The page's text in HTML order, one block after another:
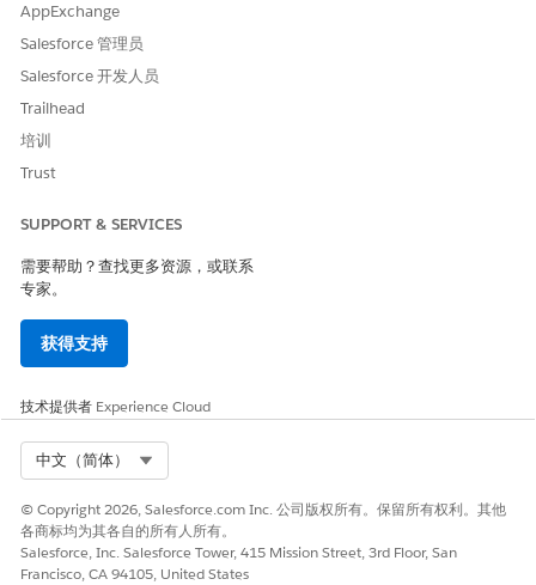
请与我们共享您的想法，以便我们进行改进！
AppExchange
Salesforce 管理员
Salesforce 开发人员
Trailhead
培训
Trust
SUPPORT & SERVICES
需要帮助？查找更多资源，或联系
专家。
获得支持
技术提供者 Experience Cloud
中文（简体）
© Copyright 2026, Salesforce.com Inc. 公司版权所有。保留所有权利。其他
各商标均为其各自的所有人所有。
Salesforce, Inc. Salesforce Tower, 415 Mission Street, 3rd Floor, San
Francisco, CA 94105, United States